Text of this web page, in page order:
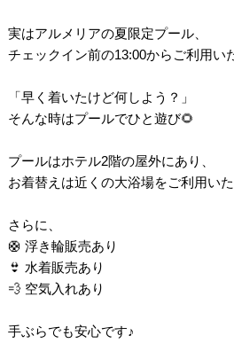
実はアルメリアの夏限定プール、
チェックイン前の13:00からご利用い
「早く着いたけど何しよう？」
そんな時はプールでひと遊び🌻
プールはホテル2階の屋外にあり、
お着替えは近くの大浴場をご利用い
さらに、
🛟 浮き輪販売あり
👙 水着販売あり
💨 空気入れあり
手ぶらでも安心です♪